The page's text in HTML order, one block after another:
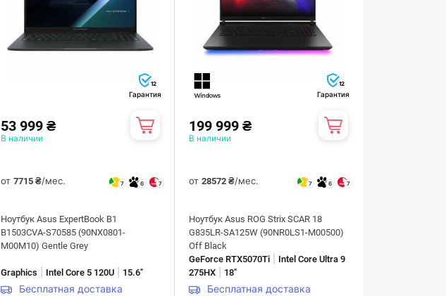
12
Гарантия
53 999 ₴
В наличии
от7715 ₴/мес. 7 6 7
Ноутбук Asus ExpertBook B1
B1503CVA-S70585 (90NX0801-
M00M10) Gentle Grey
Graphics Intel Core 5 120U 15.6"
Бесплатная доставка
12
Гарантия
199 999 ₴
В наличии
от28572 ₴/мес. 7 6 7
Ноутбук Asus ROG Strix SCAR 18
G835LR-SA125W (90NR0LS1-M00500)
Off Black
GeForce RTX5070Ti
Intel Core Ultra 9
275HX
18"
Бесплатная доставка